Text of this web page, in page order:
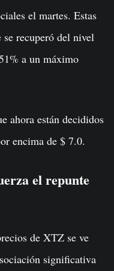
el martes. Estas
recuperó del nivel
a un máximo
ahora están decididos
encima de $ 7.0.
el repunte
de XTZ se ve
significativa